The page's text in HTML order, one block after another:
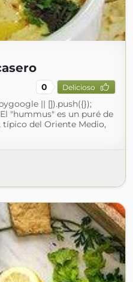
0 Delicioso
|| []).push({});
"hummus" es un puré de
típico del Oriente Medio,